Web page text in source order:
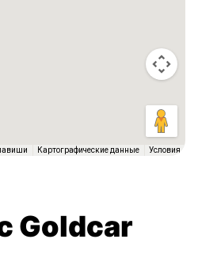
Картографические данные Условия
Goldcar